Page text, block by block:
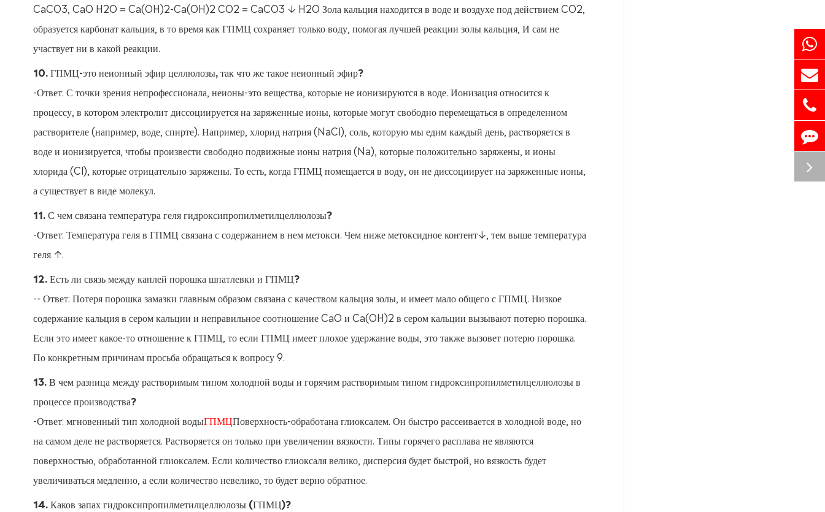
CaCO3, CaO H2O = Ca(OH)2-Ca(OH)2 CO2 = CaCO3 ↓ H2O Зола кальция находится в воде и воздухе под действием CO2,
образуется карбонат кальция, в то время как ГПМЦ сохраняет только воду, помогая лучшей реакции золы кальция, И сам не
участвует ни в какой реакции.
10. ГПМЦ-это неионный эфир целлюлозы, так что же такое неионный эфир?
-Ответ: С точки зрения непрофессионала, неионы-это вещества, которые не ионизируются в воде. Ионизация относится к
процессу, в котором электролит диссоциируется на заряженные ионы, которые могут свободно перемещаться в определенном
растворителе (например, воде, спирте). Например, хлорид натрия (NaCl), соль, которую мы едим каждый день, растворяется в
воде и ионизируется, чтобы произвести свободно подвижные ионы натрия (Na), которые положительно заряжены, и ионы
хлорида (Cl), которые отрицательно заряжены. То есть, когда ГПМЦ помещается в воду, он не диссоциирует на заряженные ионы,
а существует в виде молекул.
11. С чем связана температура геля гидроксипропилметилцеллюлозы?
-Ответ: Температура геля в ГПМЦ связана с содержанием в нем метокси. Чем ниже метоксидное контент↓, тем выше температура
геля ↑.
12. Есть ли связь между каплей порошка шпатлевки и ГПМЦ?
-- Ответ: Потеря порошка замазки главным образом связана с качеством кальция золы, и имеет мало общего с ГПМЦ. Низкое
содержание кальция в сером кальции и неправильное соотношение CaO и Ca(OH)2 в сером кальции вызывают потерю порошка.
Если это имеет какое-то отношение к ГПМЦ, то если ГПМЦ имеет плохое удержание воды, это также вызовет потерю порошка.
По конкретным причинам просьба обращаться к вопросу 9.
13. В чем разница между растворимым типом холодной воды и горячим растворимым типом гидроксипропилметилцеллюлозы в
процессе производства?
-Ответ: мгновенный тип холодной водыГПМЦПоверхность-обработана глиоксалем. Он быстро рассеивается в холодной воде, но
на самом деле не растворяется. Растворяется он только при увеличении вязкости. Типы горячего расплава не являются
поверхностью, обработанной глиоксалем. Если количество глиоксаля велико, дисперсия будет быстрой, но вязкость будет
увеличиваться медленно, а если количество невелико, то будет верно обратное.
14. Каков запах гидроксипропилметилцеллюлозы (ГПМЦ)?